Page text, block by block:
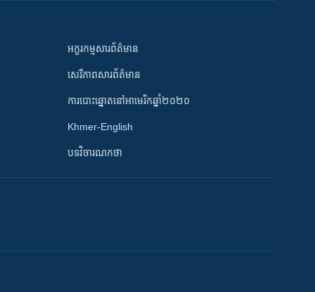
អក្ខរកម្មសារព័ត៌មាន
សេរីភាពសារព័ត៌មាន
ការបោះឆ្នោតនៅអាមេរិកឆ្នាំ២០២០
Khmer-English
បទវិចារណកថា